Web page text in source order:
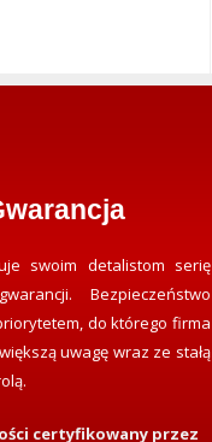
swoim detalistom serię
Bezpieczeństwo
do którego firma
uwagę wraz ze stałą
certyfikowany przez